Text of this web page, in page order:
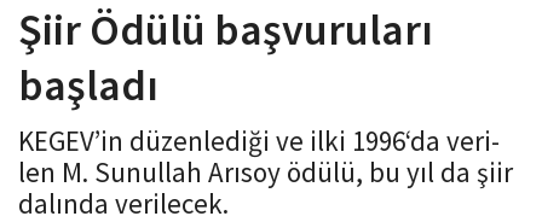
t
i
o
n
Şiir Ödülü başvuruları
başladı
KEGEV’in dü­zen­le­di­ği ve ilki 1996‘da ve­ri­
len M. Su­nul­lah Arısoy ödülü, bu yıl da şiir
da­lın­da ve­ri­lecek.